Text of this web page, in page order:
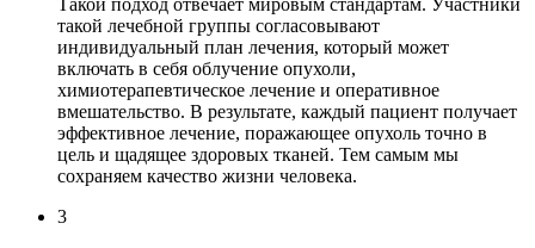
такой лечебной группы согласовывают
индивидуальный план лечения, который может
включать в себя облучение опухоли,
химиотерапевтическое лечение и оперативное
вмешательство. В результате, каждый пациент получает
эффективное лечение, поражающее опухоль точно в
цель и щадящее здоровых тканей. Тем самым мы
сохраняем качество жизни человека.
3